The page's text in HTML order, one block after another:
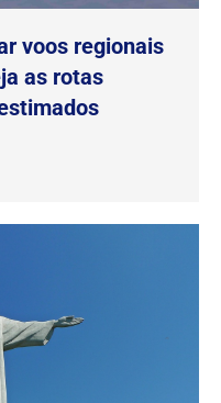
voos regionais
as rotas